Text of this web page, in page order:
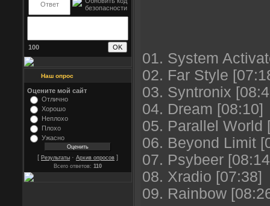
100
Наш опрос
Оцените мой сайт
Отлично
Хорошо
Неплохо
Плохо
Ужасно
[ Результаты · Архив опросов ]
Всего ответов: 110
01. System
02. Far Style
03. Syntronix
04. Dream [08:10]
05. Parallel World
06. Beyond Limit
07. Psybeer
08. Xradio [07:38]
09. Rainbow